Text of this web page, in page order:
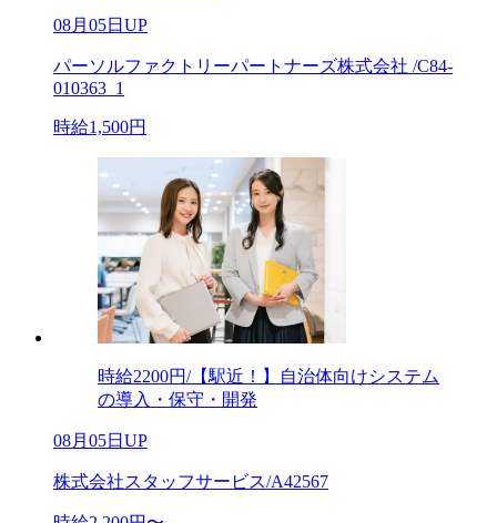
08月05日UP
パーソルファクトリーパートナーズ株式会社 /C84-
010363_1
時給1,500円
時給2200円/【駅近！】自治体向けシステム
の導入・保守・開発
08月05日UP
株式会社スタッフサービス/A42567